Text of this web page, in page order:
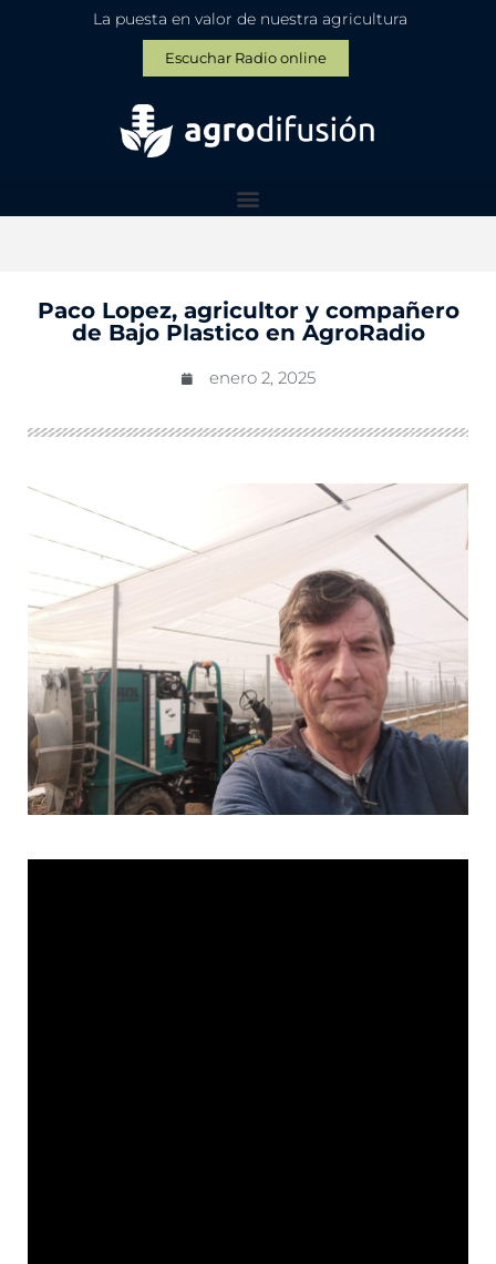
La puesta en valor de nuestra agricultura
Escuchar Radio online
Paco Lopez, agricultor y compañero
de Bajo Plastico en AgroRadio
enero 2, 2025